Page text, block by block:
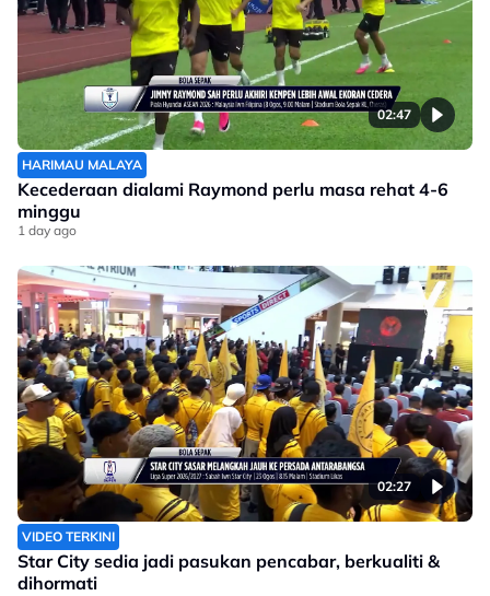
02:47
HARIMAU MALAYA
Kecederaan dialami Raymond perlu masa rehat 4-6
minggu
1 day ago
02:27
VIDEO TERKINI
Star City sedia jadi pasukan pencabar, berkualiti &
dihormati